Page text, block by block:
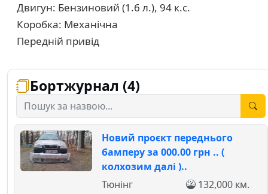
Двигун: Бензиновий (1.6 л.), 94 к.с.
Коробка: Механічна
Передній привід
Бортжурнал (4)
Новий проєкт переднього
бамперу за 000.00 грн .. (
колхозим далі )..
Тюнінг
132,000 км.